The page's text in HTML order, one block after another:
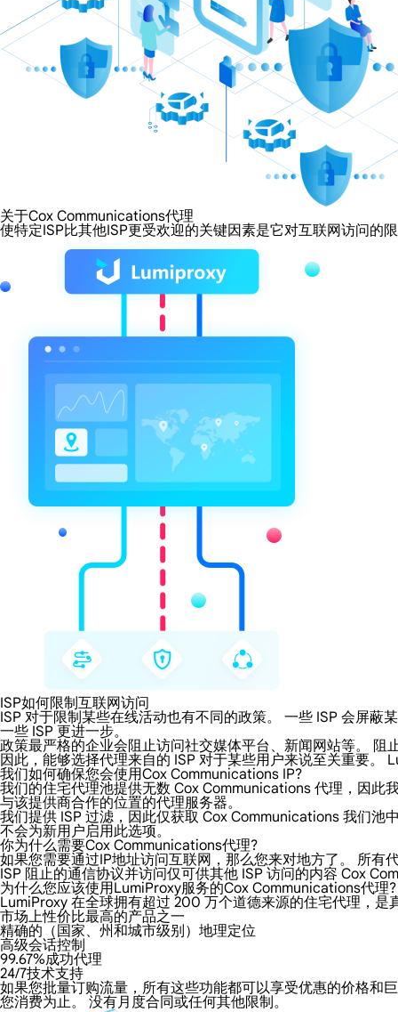
关于Cox Communications代理
使特定ISP比其他ISP更受欢迎的关键因素是它对互联网访问
ISP如何限制互联网访问
ISP 对于限制某些在线活动也有不同的政策。 一些 ISP 会屏
一些 ISP 更进一步。
政策最严格的企业会阻止访问社交媒体平台、新闻网站等。
因此，能够选择代理来自的 ISP 对于某些用户来说至关重要
我们如何确保您会使用Cox Communications IP?
我们的住宅代理池提供无数 Cox Communications 代理，因此
与该提供商合作的位置的代理服务器。
我们提供 ISP 过滤，因此仅获取 Cox Communications 我们
不会为新用户启用此选项。
你为什么需要Cox Communications代理?
如果您需要通过IP地址访问互联网，那么您来对地方了。 所
ISP 阻止的通信协议并访问仅可供其他 ISP 访问的内容 Cox
为什么您应该使用LumiProxy服务的Cox Communications代理?
LumiProxy 在全球拥有超过 200 万个道德来源的住宅代理，
市场上性价比最高的产品之一
精确的（国家、州和城市级别）地理定位
高级会话控制
99.67%成功代理
24/7技术支持
如果您批量订购流量，所有这些功能都可以享受优惠的价格和
您消费为止。 没有月度合同或任何其他限制。